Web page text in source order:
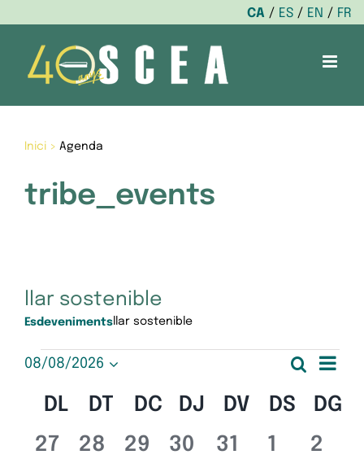
CA ES EN
FR
content
Inici> Agenda
tribe_events
llar sostenible
Esdeveniments llar sostenible
Esdeveniments Cerca
de
Mes
08/08/2026
una
data.
Calendari
de
DLDILLUNS
DT DIMARTS
DC DIMECRES
DJ DIJOUS
DV DIVENDRES
DS DG
0
27
0
28
0
29
0
30
0
31
0
1
0
2